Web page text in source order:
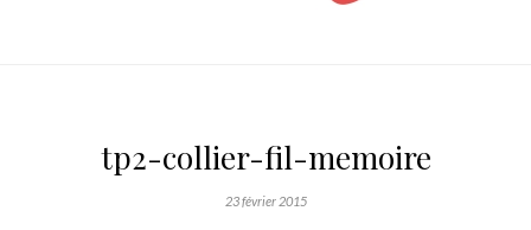
tp2-collier-fil-memoire
23 février 2015